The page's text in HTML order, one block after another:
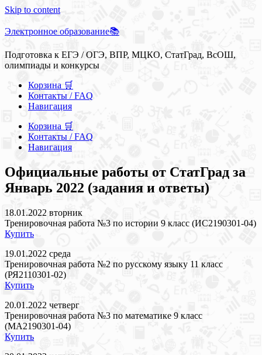
Skip to content
Электронное образование📚
Подготовка к ЕГЭ / ОГЭ, ВПР, МЦКО, СтатГрад, ВсОШ,
олимпиады и конкурсы
Корзина 🛒
Контакты / FAQ
Навигация
Корзина 🛒
Контакты / FAQ
Навигация
Официальные работы от СтатГрад за
Январь 2022 (задания и ответы)
18.01.2022 вторник
Тренировочная работа №3 по истории 9 класс (ИС2190301-04)
Купить
19.01.2022 среда
Тренировочная работа №2 по русскому языку 11 класс
(РЯ2110301-02)
Купить
20.01.2022 четверг
Тренировочная работа №3 по математике 9 класс
(МА2190301-04)
Купить